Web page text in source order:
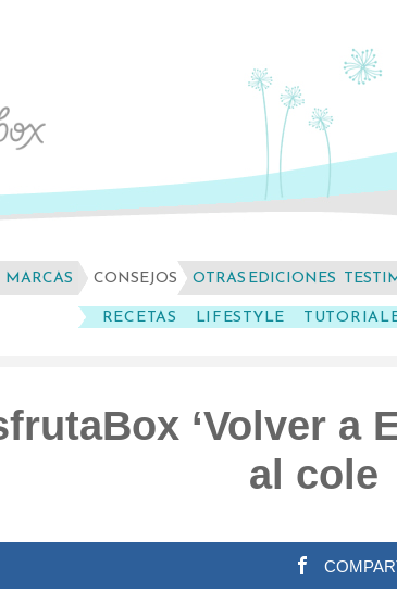
MARCAS
CONSEJOS
RECETAS
LIFESTYLE
OTRAS EDICIONES
‘Volver a
al cole